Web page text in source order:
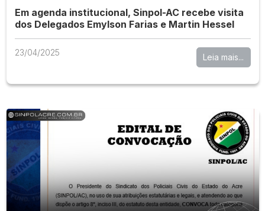
Em agenda institucional, Sinpol-AC recebe visita
dos Delegados Emylson Farias e Martin Hessel
23/04/2025 Leia mais...